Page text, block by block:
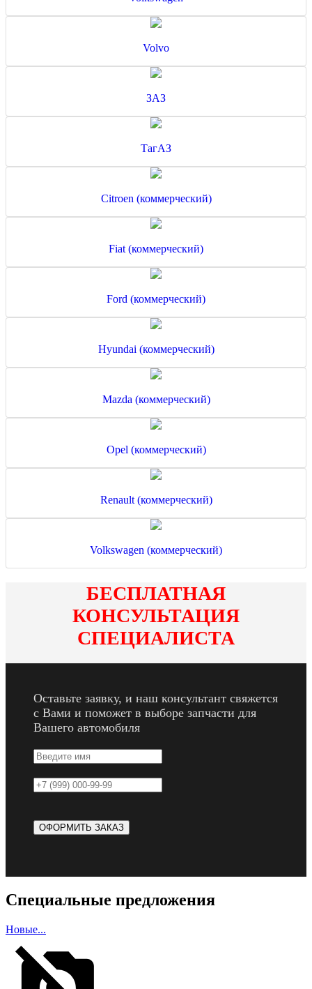
Volvo
ЗАЗ
ТагАЗ
Citroen (коммерческий)
Fiat (коммерческий)
Ford (коммерческий)
Hyundai (коммерческий)
Mazda (коммерческий)
Opel (коммерческий)
Renault (коммерческий)
Volkswagen (коммерческий)
БЕСПЛАТНАЯ
КОНСУЛЬТАЦИЯ
СПЕЦИАЛИСТА
Оставьте заявку, и наш консультант свяжется
с Вами и поможет в выборе запчасти для
Вашего автомобиля
Специальные предложения
Новые...